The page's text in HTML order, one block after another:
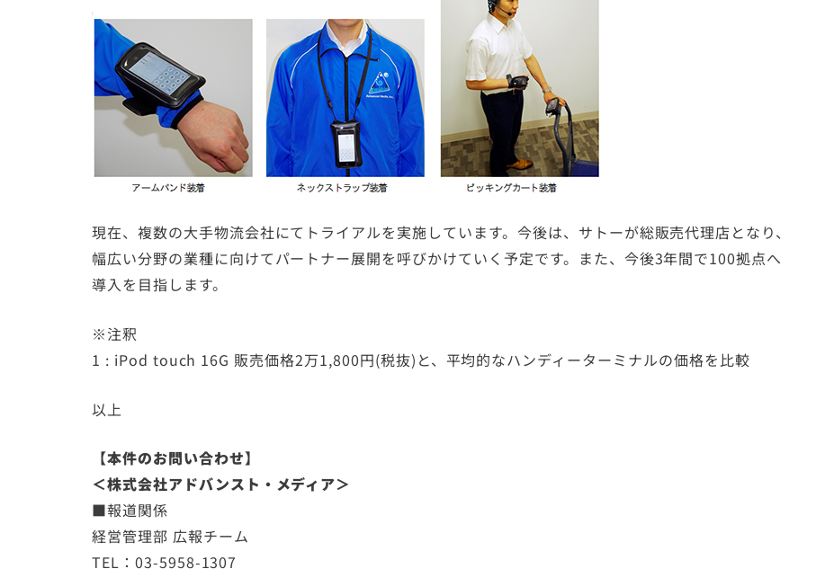
現在、複数の大手物流会社にてトライアルを実施しています。今後は、サトーが総販売代理店となり、
幅広い分野の業種に向けてパートナー展開を呼びかけていく予定です。また、今後3年間で100拠点へ
導入を目指します。
※注釈
1 : iPod touch 16G 販売価格2万1,800円(税抜)と、平均的なハンディーターミナルの価格を比較
以上
【本件のお問い合わせ】
＜株式会社アドバンスト・メディア＞
■報道関係
経営管理部 広報チーム
TEL：03-5958-1307